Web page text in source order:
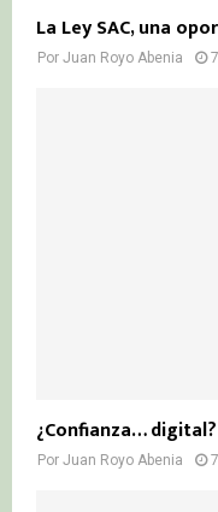
La Ley SAC, una
Por Juan Royo Abenia
¿Confianza… digital?
Por Juan Royo Abenia